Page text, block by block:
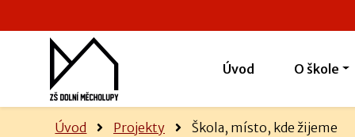
Úvod O škole
Úvod Projekty Škola, místo, kde žijeme